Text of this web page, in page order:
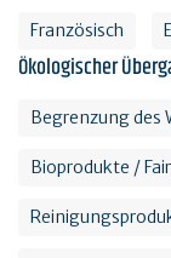
Französisch
Ökologischer
Begrenzung des
Bioprodukte /